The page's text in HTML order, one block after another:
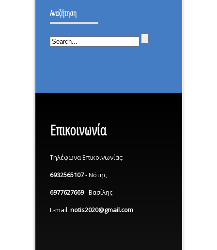
Αναζήτηση
Επικοινωνία
Τηλέφωνα Επικοινωνίας:
6932565107- Νότης
6977627669- Βασίλης
E-mail: notis2020@gmail.com